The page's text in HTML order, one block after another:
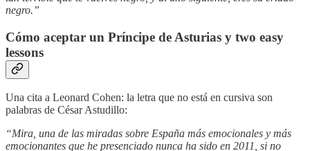
negro.”
Cómo aceptar un Príncipe de Asturias y two easy
lessons
Una cita a Leonard Cohen: la letra que no está en cursiva son
palabras de César Astudillo:
“Mira, una de las miradas sobre España más emocionales y más
emocionantes que he presenciado nunca ha sido en 2011, si no